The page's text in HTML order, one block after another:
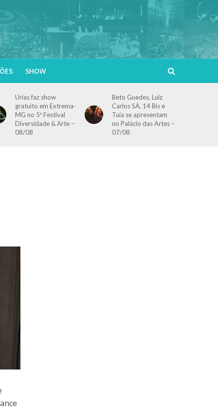
SHOW
Urias faz show
gratuito em Extrema-
MG no 5º Festival
Diversidade & Arte –
08/08
Beto Guedes, Luiz
Carlos SÁ, 14 Bis e
Tuia se apresentam
no Palácio das Artes –
07/08